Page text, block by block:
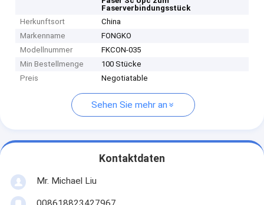
Faserverbindungsstück
Herkunftsort
China
Markenname
FONGKO
Modellnummer
FKCON-035
Min Bestellmenge
100 Stücke
Preis
Negotiatable
Sehen Sie mehr an
Kontaktdaten
Mr. Michael Liu